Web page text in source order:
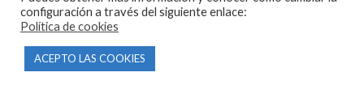
05440 Piedralaves-Ávila
configuración a través del siguiente enlace:
Política de cookies
ACEPTO LAS COOKIES